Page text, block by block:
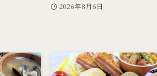
2026年8月6日